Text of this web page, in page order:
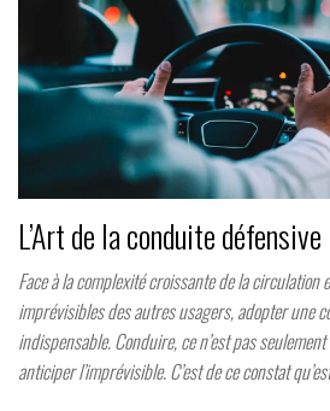
L’Art de la conduite défensive
Face à la complexité croissante de la
imprévisibles des autres usagers, adopter une
indispensable. Conduire, ce n’est pas
anticiper l’imprévisible. C’est de ce constat